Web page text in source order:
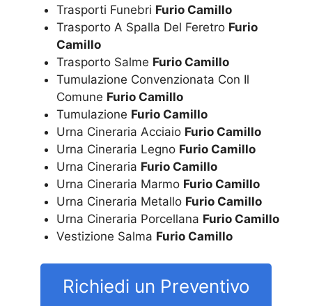
Trasporti Funebri Furio Camillo
Trasporto A Spalla Del Feretro Furio
Camillo
Trasporto Salme Furio Camillo
Tumulazione Convenzionata Con Il
Comune Furio Camillo
Tumulazione Furio Camillo
Urna Cineraria Acciaio Furio Camillo
Urna Cineraria Legno Furio Camillo
Urna Cineraria Furio Camillo
Urna Cineraria Marmo Furio Camillo
Urna Cineraria Metallo Furio Camillo
Urna Cineraria Porcellana Furio Camillo
Vestizione Salma Furio Camillo
Richiedi un Preventivo